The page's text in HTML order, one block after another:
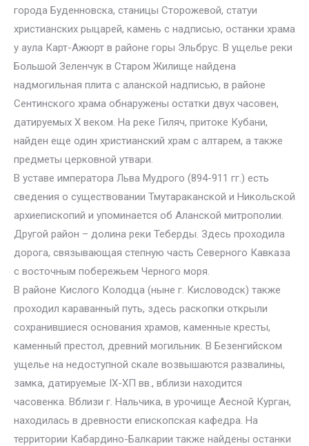
города Буденновска, станицы Сторожевой, статуи
христианских рыцарей, камень с надписью, останки храма
у аула Карт-Ажюрт в районе горы Эльбрус. В ущелье реки
Большой Зеленчук в Старом Жилище найдена
надмогильная плита с аланской надписью, в районе
Сентинского храма обнаружены остатки двух часовен,
датируемых X веком. На реке Гиляч, притоке Кубани,
найден еще один христианский храм с алтарем, а также
предметы церковной утвари.
В уставе императора Льва Мудрого (894-911 гг.) есть
сведения о существовании Тмутараканской и Никольской
архиепископий и упоминается об Аланской митрополии.
Другой район – долина реки Теберды. Здесь проходила
дорога, связывающая степную часть Северного Кавказа
с восточным побережьем Черного моря.
В районе Кислого Колодца (ныне г. Кисловодск) также
проходил караванный путь, здесь раскопки открыли
сохранившиеся основания храмов, каменные кресты,
каменный престол, древний могильник. В Безенгийском
ущелье на недоступной скале возвышаются развалины,
замка, датируемые IX-ХП вв., вблизи находится
часовенка. Вблизи г. Нальчика, в урочище Аесной Курган,
находилась в древности епископская кафедра. На
территории Кабардино-Балкарии также найдены останки